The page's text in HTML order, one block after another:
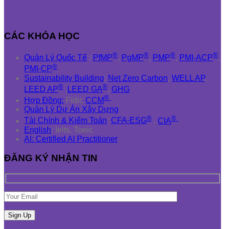
CÁC KHÓA HỌC
Quản Lý Quốc Tế : PfMP®, PgMP®, PMP®, PMI-ACP®,
PMI-CP®
Sustainability Building: Net Zero Carbon, WELL AP,
LEED AP® , LEED GA®, GHG
Hợp Đồng: Fidic CCM®
Quản Lý Dự Án Xây Dựng
Tài Chính & Kiểm Toán: CFA-ESG® , CIA®
English: Ielts, Toeic
AI: Certified AI Practitioner
ĐĂNG KÝ NHẬN TIN